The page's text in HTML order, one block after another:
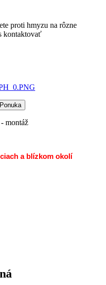
proti hmyzu na rôzne
kontaktovať
Ponuka
montáž
a blízkom okolí